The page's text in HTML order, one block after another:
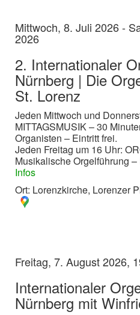
Mittwoch, 8. Juli 2026 -
2026
2. Internationaler
Nürnberg | Die
St. Lorenz
Jeden Mittwoch und
MITTAGSMUSIK – 30
Organisten – Eintritt frei.
Jeden Freitag um 16 Uhr:
Musikalische Orgelführung –
Infos
Ort: Lorenzkirche, Lorenzer
Freitag, 7. August 2026,
Internationaler
Nürnberg mit